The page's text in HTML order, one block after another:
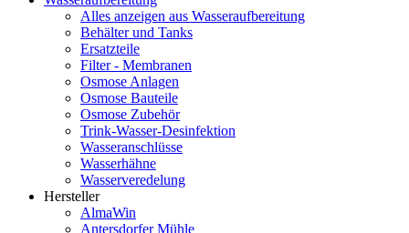
Alles anzeigen aus Wasseraufbereitung
Behälter und Tanks
Ersatzteile
Filter - Membranen
Osmose Anlagen
Osmose Bauteile
Osmose Zubehör
Trink-Wasser-Desinfektion
Wasseranschlüsse
Wasserhähne
Wasserveredelung
Hersteller
AlmaWin
Antersdorfer Mühle